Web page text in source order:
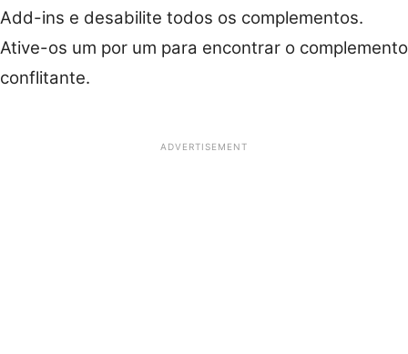
Add-ins e desabilite todos os complementos.
Ative-os um por um para encontrar o complemento
conflitante.
ADVERTISEMENT